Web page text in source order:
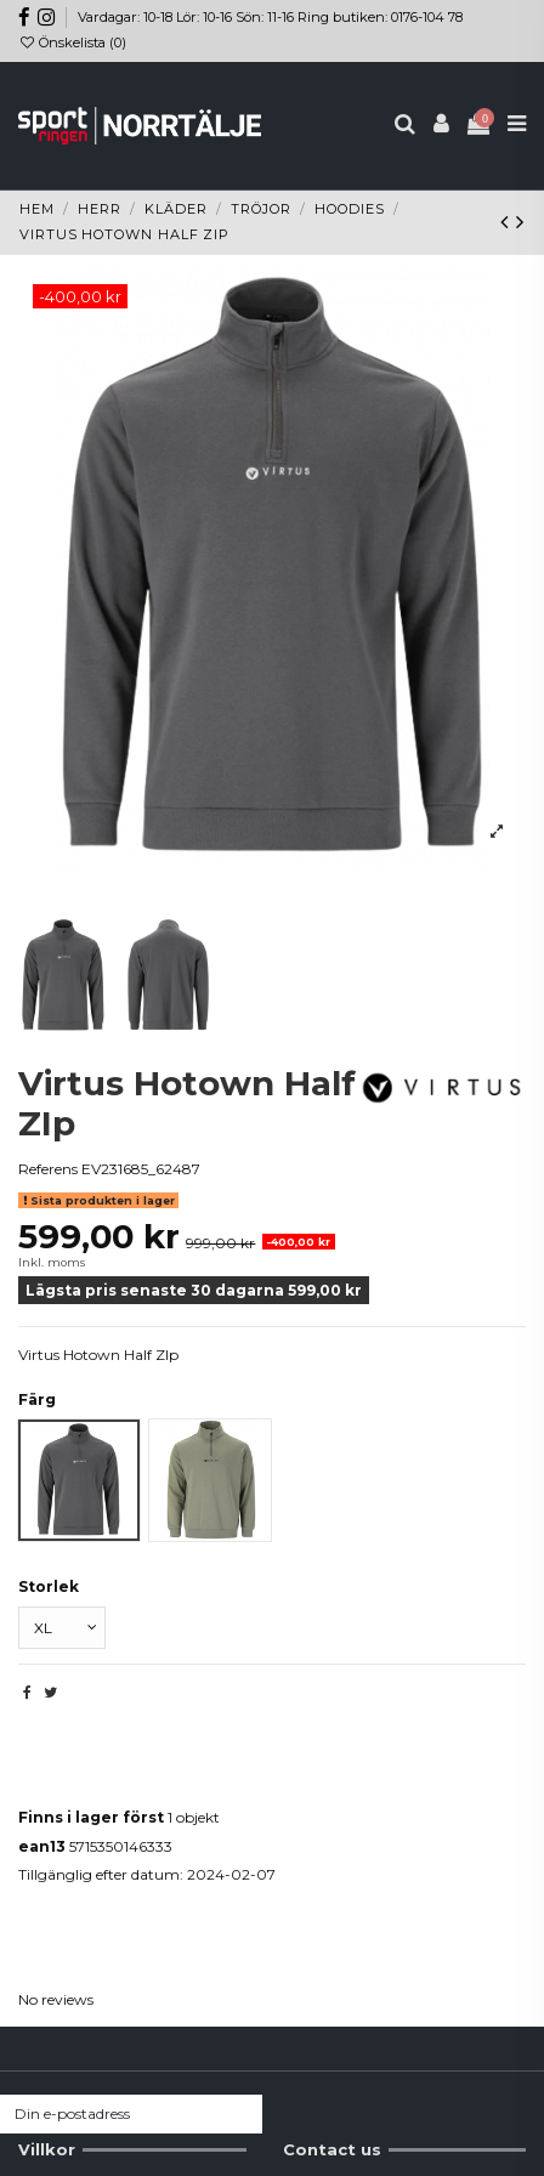
Vardagar: 10-18 Lör: 10-16 Sön: 11-16 Ring butiken: 0176-104 78
Önskelista (0)
0
HEM HERR KLÄDER TRÖJOR
HOODIES
VIRTUS HOTOWN HALF ZIP
-400,00 kr
Virtus Hotown Half
ZIp
Referens EV231685_62487
Sista produkten i lager
599,00 kr 999,00 kr
-400,00 kr
Inkl. moms
Lägsta pris senaste 30 dagarna 599,00 kr
Virtus Hotown Half ZIp
Färg
Grå
Grön
Storlek
Finns i lager först 1 objekt
ean13 5715350146333
Tillgänglig efter datum: 2024-02-07
No reviews
Villkor Contact us